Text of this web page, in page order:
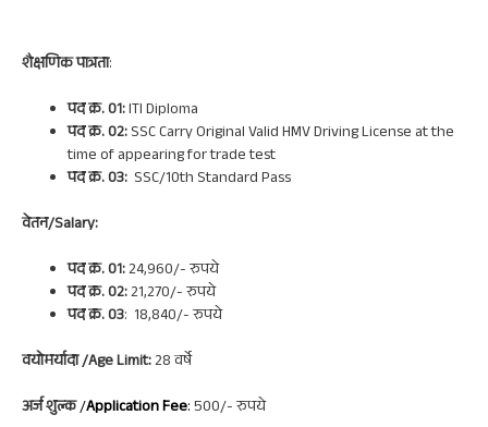
शैक्षणिक पात्रता:
पद क्र. 01:ITI Diploma
पद क्र. 02:SSC Carry Original Valid HMV Driving License at the
time of appearing for trade test
पद क्र. 03: SSC/10th Standard Pass
वेतन/Salary:
पद क्र. 01:24,960/- रुपये
पद क्र. 02:21,270/- रुपये
पद क्र. 03: 18,840/- रुपये
वयोमर्यादा /Age Limit:28 वर्षे
अर्ज शुल्क/Application Fee:500/- रुपये